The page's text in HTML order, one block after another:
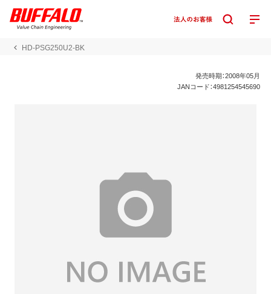
HD-PSG250U2-BK
発売時期：2008年05月
JANコード：4981254545690